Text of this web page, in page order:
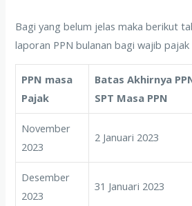
Bagi yang belum jelas maka berikut
laporan PPN bulanan bagi wajib pajak
PPN masa
Pajak
Batas Akhirnya
SPT Masa PPN
November
2023
2 Januari 2023
Desember
2023
31 Januari 2023